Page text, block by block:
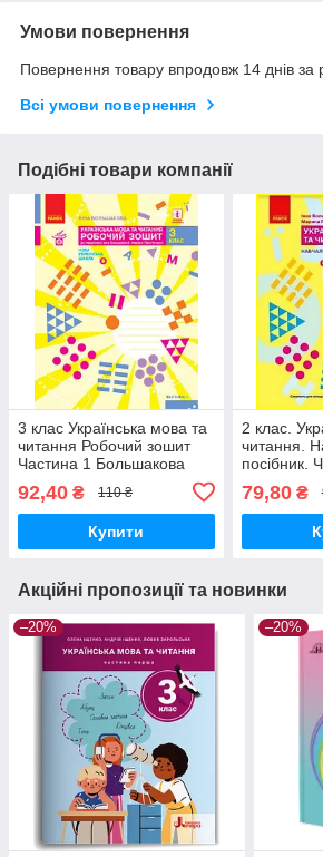
Умови повернення
Повернення товару впродовж 14 днів за
Всі умови повернення
Подібні товари компанії
3 клас Українська мова та
читання Робочий зошит
Частина 1 Большакова
Ранок
92,40 ₴ 110 ₴
Купити
2 клас.
читання.
посібник.
79,80₴
Акційні пропозиції та новинки
–20% –20%